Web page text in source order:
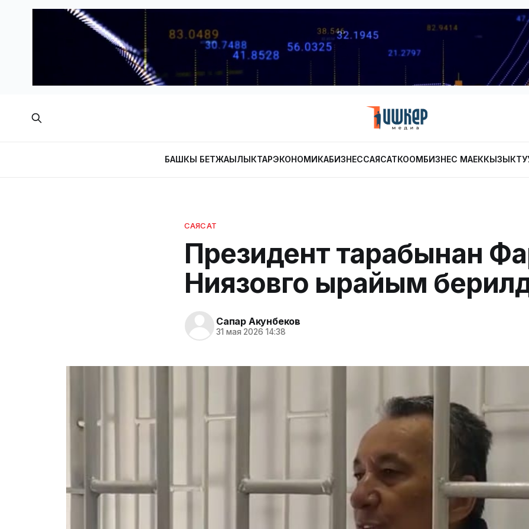
БАШКЫ БЕТЖАҢЫЛЫКТАРЭКОНОМИКАБИЗНЕССАЯСАТКООМБИЗНЕС МАЕК
САЯСАТ
Президент тарабынан
Ниязовго ырайым
Сапар Акунбеков
31 мая 2026 14:38